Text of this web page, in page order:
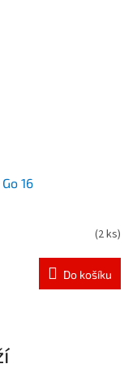
16
(2 ks)
Do košíku